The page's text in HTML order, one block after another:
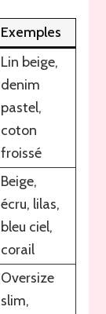
Exemples
Lin beige,
denim
pastel,
coton
froissé
Beige,
écru, lilas,
bleu ciel,
corail
Oversize
slim,